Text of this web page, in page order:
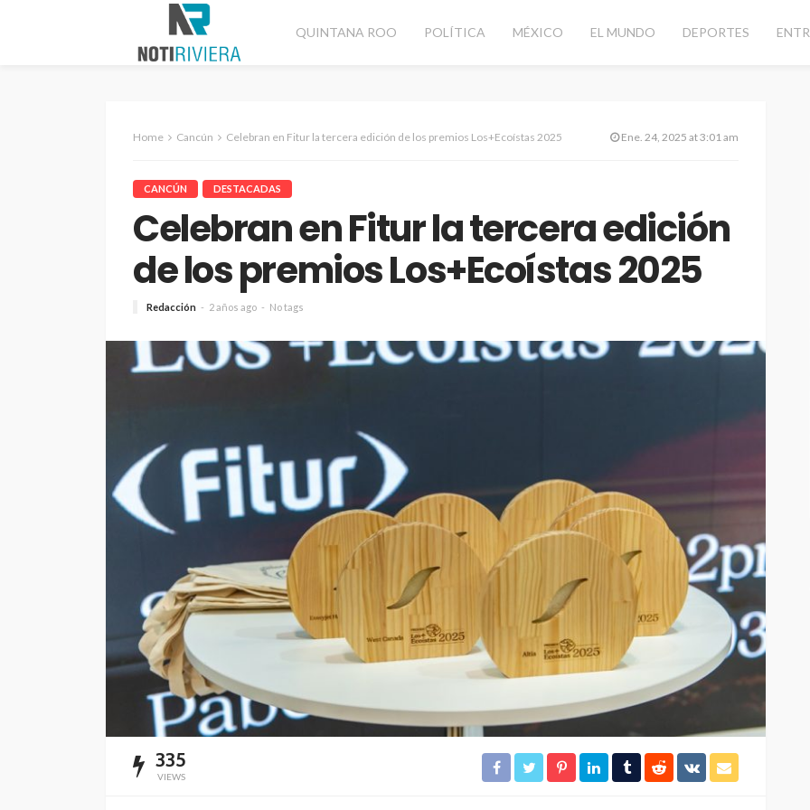
QUINTANA ROO POLÍTICA MÉXICO EL MUNDO DEPORTES
Home Cancún Celebran en Fitur la tercera edición de los premios Los+Ecoístas 2025 Ene. 24, 2025 at 3:01 am
CANCÚN DESTACADAS
Celebran en Fitur la tercera edición
de los premios Los+Ecoístas 2025
Redacción 2 años ago No tags
335
VIEWS
Playa del Carmen lidera
mercado de rentas
vacacionales
Redacción 8 horas ago
Brigadistas contienen
incendio forestal en la
colonia Chiapaneca
Redacción 8 horas ago